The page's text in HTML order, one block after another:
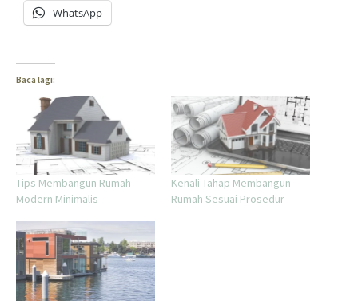
WhatsApp
Baca lagi:
Tips Membangun Rumah
Modern Minimalis
Kenali Tahap Membangun
Rumah Sesuai Prosedur